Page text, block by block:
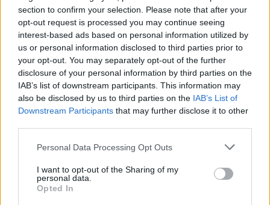
section to confirm your selection. Please note that after your
opt-out request is processed you may continue seeing
interest-based ads based on personal information utilized by
us or personal information disclosed to third parties prior to
your opt-out. You may separately opt-out of the further
disclosure of your personal information by third parties on the
IAB’s list of downstream participants. This information may
also be disclosed by us to third parties on the IAB’s List of
Downstream Participants that may further disclose it to other
Personal Data Processing Opt Outs
I want to opt-out of the Sharing of my
personal data.
Opted In
Queste due novità si aggiungono alla appCisco Webex per
iPad lanciata due anni fa insieme alla possibilità di
utilizzareAirPlay sui propri dispositivi per la collaboration e alle
numerose innovazioni introdotto l’anno scorso, a partire da
in-Picture, Mobile Camera Sharee, recentemente,Webex per
Apple CarPlay, che permette di passare dal Mac all’iPhone, fino
all’auto, il tutto in modo semplice e senza interruzioni. Nei primi mesi
Managerche permettono di lavorare in modo più efficiente e
produttivo.